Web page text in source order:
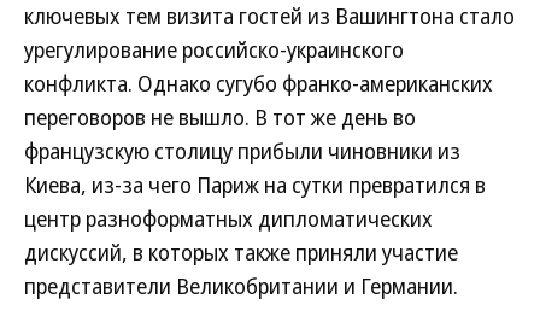
ключевых тем визита гостей из Вашингтона стало
урегулирование российско-украинского
конфликта. Однако сугубо франко-американских
переговоров не вышло. В тот же день во
французскую столицу прибыли чиновники из
Киева, из-за чего Париж на сутки превратился в
центр разноформатных дипломатических
дискуссий, в которых также приняли участие
представители Великобритании и Германии.